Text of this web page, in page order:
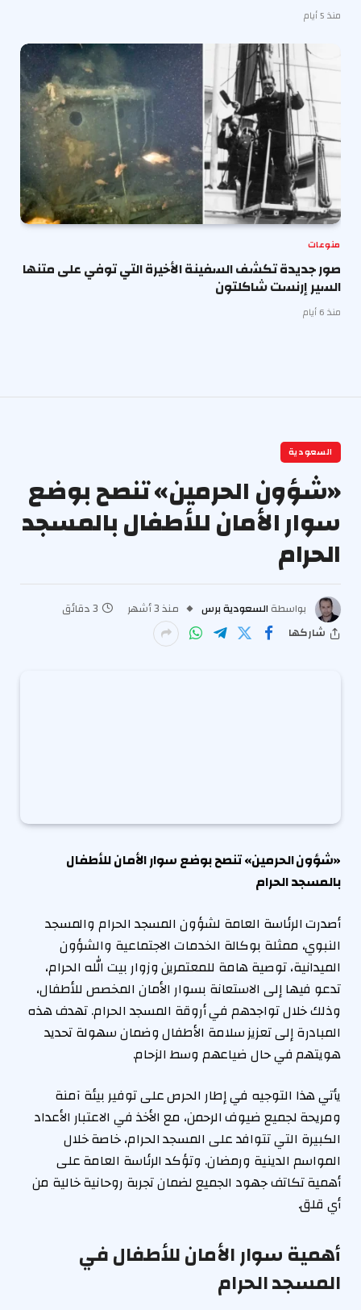
منذ 5 أيام
منوعات
صور جديدة تكشف السفينة الأخيرة التي توفي على متنها
السير إرنست شاكلتون
منذ 6 أيام
السعودية
«شؤون الحرمين» تنصح بوضع
سوار الأمان للأطفال بالمسجد
الحرام
بواسطة السعودية برس منذ 3 أشهر
3 دقائق
شاركها
«شؤون الحرمين» تنصح بوضع سوار الأمان للأطفال
بالمسجد الحرام
أصدرت الرئاسة العامة لشؤون المسجد الحرام والمسجد
النبوي، ممثلة بوكالة الخدمات الاجتماعية والشؤون
الميدانية، توصية هامة للمعتمرين وزوار بيت الله الحرام،
تدعو فيها إلى الاستعانة بسوار الأمان المخصص للأطفال،
وذلك خلال تواجدهم في أروقة المسجد الحرام. تهدف هذه
المبادرة إلى تعزيز سلامة الأطفال وضمان سهولة تحديد
هويتهم في حال ضياعهم وسط الزحام.
يأتي هذا التوجيه في إطار الحرص على توفير بيئة آمنة
ومريحة لجميع ضيوف الرحمن، مع الأخذ في الاعتبار الأعداد
الكبيرة التي تتوافد على المسجد الحرام، خاصة خلال
المواسم الدينية ورمضان. وتؤكد الرئاسة العامة على
أهمية تكاتف جهود الجميع لضمان تجربة روحانية خالية من
أي قلق.
أهمية سوار الأمان للأطفال في
المسجد الحرام